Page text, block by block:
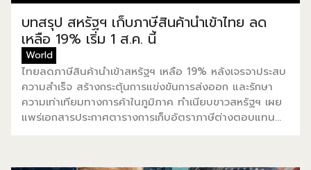
บทสรุป สหรัฐฯ เก็บภาษีสินค้านำเข้าไทย ลด
เหลือ 19% เริ่ม 1 ส.ค. นี้
World
ไทยลดภาษีสินค้านำเข้าสหรัฐฯ เหลือ 19% หลังเจรจาประสบ
ความสำเร็จ สร้างกระตุ้นการแข่งขันการส่งออก และรักษา
ความเท่าเทียมทางการค้าในภูมิภาค ทำเนียบขาวสหรัฐฯ เผย
แพร่เอกสารประกาศตารางการเก็บอัตราภาษีต่างตอบแทน